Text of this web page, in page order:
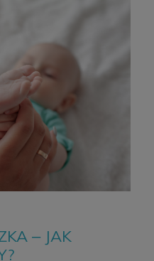
‒ JAK